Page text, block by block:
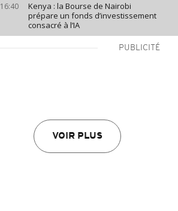
16:40
Kenya : la Bourse de Nairobi
prépare un fonds d’investissement
consacré à l’IA
PUBLICITÉ
VOIR PLUS